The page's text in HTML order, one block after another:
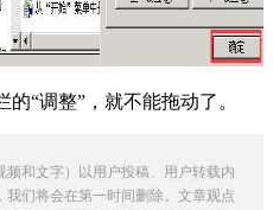
“调整”，就不能拖动了。
和文字）以用户投稿、用户转载内
们将会在第一时间删除。文章观点